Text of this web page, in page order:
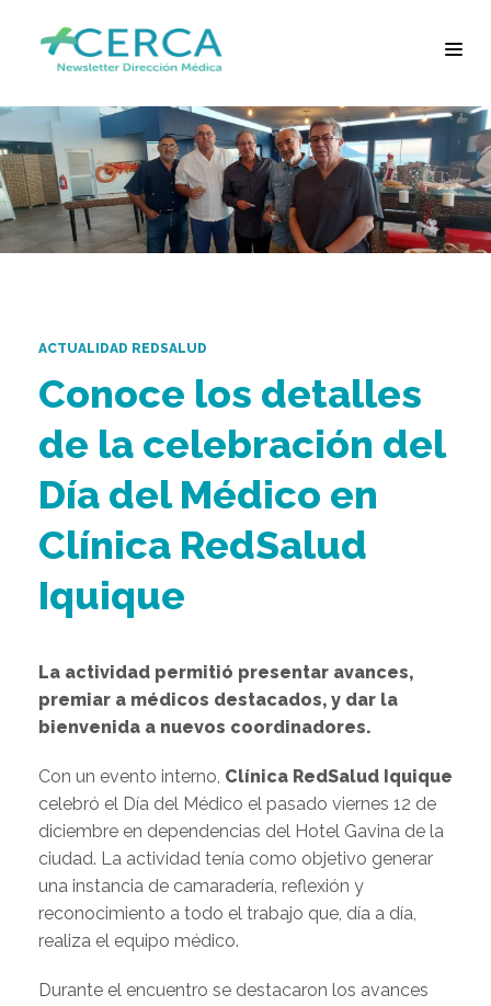
ACTUALIDAD REDSALUD
Conoce los detalles
de la celebración del
Día del Médico en
Clínica RedSalud
Iquique
La actividad permitió presentar avances,
premiar a médicos destacados, y dar la
bienvenida a nuevos coordinadores.
Con un evento interno, Clínica RedSalud Iquique
celebró el Día del Médico el pasado viernes 12 de
diciembre en dependencias del Hotel Gavina de la
ciudad. La actividad tenía como objetivo generar
una instancia de camaradería, reflexión y
reconocimiento a todo el trabajo que, día a día,
realiza el equipo médico.
Durante el encuentro se destacaron los avances